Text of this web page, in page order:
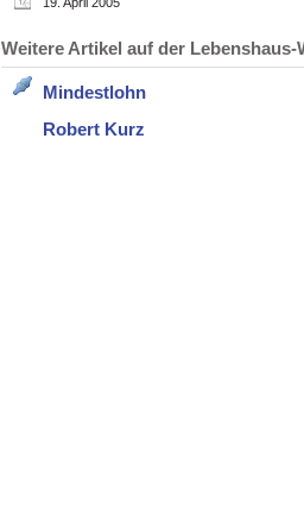
Weitere Artikel auf der
Mindestlohn
Robert Kurz